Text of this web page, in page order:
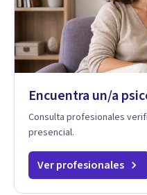
Encuentra un/a
Consulta profesionales
presencial.
Ver profesionales